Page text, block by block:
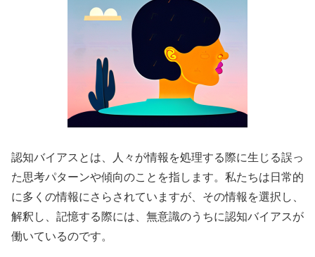
認知バイアスとは、人々が情報を処理する際に生じる誤っ
た思考パターンや傾向のことを指します。私たちは日常的
に多くの情報にさらされていますが、その情報を選択し、
解釈し、記憶する際には、無意識のうちに認知バイアスが
働いているのです。